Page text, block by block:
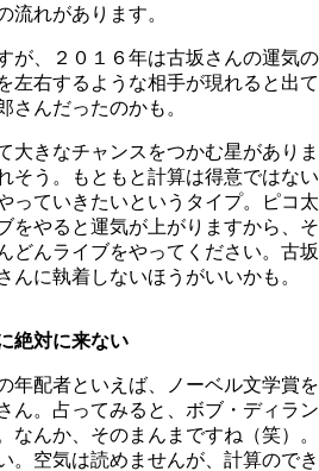
流れがあります。
が、２０１６年は古坂さんの運気の
左右するような相手が現れると出て
さんだったのかも。
大きなチャンスをつかむ星がありま
そう。もともと計算は得意ではない
っていきたいというタイプ。ピコ太
をやると運気が上がりますから、そ
どんライブをやってください。古坂
んに執着しないほうがいいかも。
絶対に来ない
年配者といえば、ノーベル文学賞を
ん。占ってみると、ボブ・ディラン
なんか、そのまんまですね（笑）。
。空気は読めませんが、計算のでき